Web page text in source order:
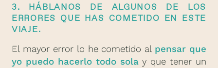
3. HÁBLANOS DE ALGUNOS DE LOS
ERRORES QUE HAS COMETIDO EN ESTE
VIAJE.
El mayor error lo he cometido al pensar que
yo puedo hacerlo todo solay que tener un